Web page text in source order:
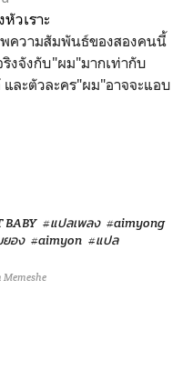
วเราะ
ความสัมพันธ์ของสองคนนี้
งจังกับ"ผม"มากเท่ากับ
ละตัวละคร"ผม"อาจจะแอบ
BABY #แปลเพลง #aimyong
ยอง #aimyon #แปล
Memeshe